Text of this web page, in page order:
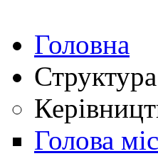
Головна
Структура
Голова